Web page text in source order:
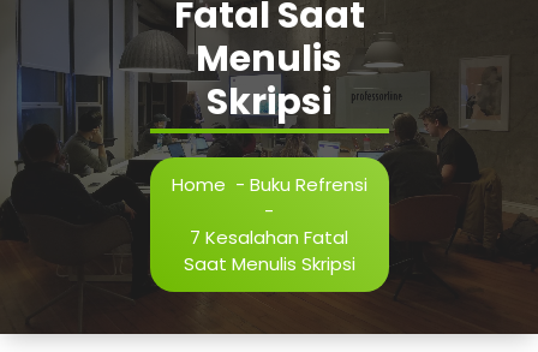
Fatal Saat
Menulis
Skripsi
Home - Buku Refrensi
-
7 Kesalahan Fatal
Saat Menulis Skripsi